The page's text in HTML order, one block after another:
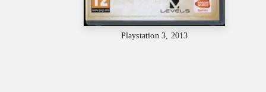
Playstation 3, 2013